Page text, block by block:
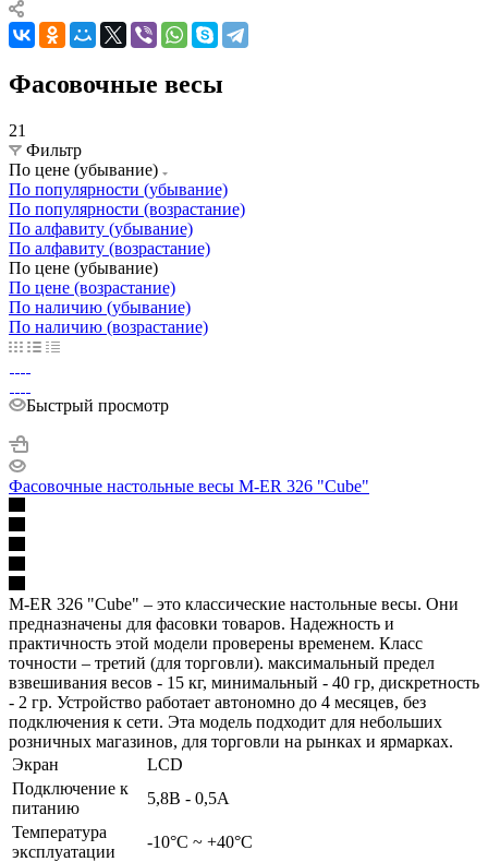
Фасовочные весы
21
Фильтр
По цене (убывание)
По популярности (убывание)
По популярности (возрастание)
По алфавиту (убывание)
По алфавиту (возрастание)
По цене (убывание)
По цене (возрастание)
По наличию (убывание)
По наличию (возрастание)
Быстрый просмотр
Фасовочные настольные весы M-ER 326 "Cube"
M-ER 326 "Cube" – это классические настольные весы. Они
предназначены для фасовки товаров. Надежность и
практичность этой модели проверены временем. Класс
точности – третий (для торговли). максимальный предел
взвешивания весов - 15 кг, минимальный - 40 гр, дискретность
- 2 гр. Устройство работает автономно до 4 месяцев, без
подключения к сети. Эта модель подходит для небольших
розничных магазинов, для торговли на рынках и ярмарках.
Экран
LCD
Подключение к
питанию
5,8В - 0,5А
Температура
эксплуатации
-10°C ~ +40°C